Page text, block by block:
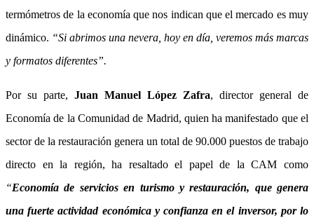
termómetros de la economía que nos indican que el mercado es muy
dinámico. “Si abrimos una nevera, hoy en día, veremos más marcas
y formatos diferentes”.
Por su parte, Juan Manuel López Zafra, director general de
Economía de la Comunidad de Madrid, quien ha manifestado que el
sector de la restauración genera un total de 90.000 puestos de trabajo
directo en la región, ha resaltado el papel de la CAM como
“Economía de servicios en turismo y restauración, que genera
una fuerte actividad económica y confianza en el inversor, por lo